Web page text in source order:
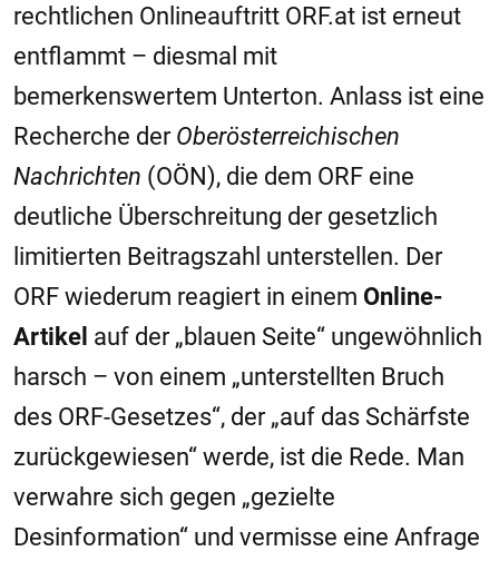
rechtlichen Onlineauftritt ORF.at ist erneut
entflammt – diesmal mit
bemerkenswertem Unterton. Anlass ist eine
Recherche der Oberösterreichischen
Nachrichten (OÖN), die dem ORF eine
deutliche Überschreitung der gesetzlich
limitierten Beitragszahl unterstellen. Der
ORF wiederum reagiert in einem Online-
Artikel auf der „blauen Seite“ ungewöhnlich
harsch – von einem „unterstellten Bruch
des ORF-Gesetzes“, der „auf das Schärfste
zurückgewiesen“ werde, ist die Rede. Man
verwahre sich gegen „gezielte
Desinformation“ und vermisse eine Anfrage